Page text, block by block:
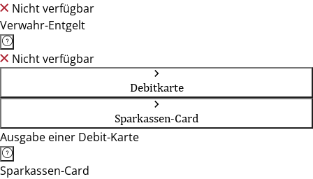
Nicht verfügbar
Verwahr-Entgelt
Nicht verfügbar
Debitkarte
Sparkassen-Card
Ausgabe einer Debit-Karte
Sparkassen-Card